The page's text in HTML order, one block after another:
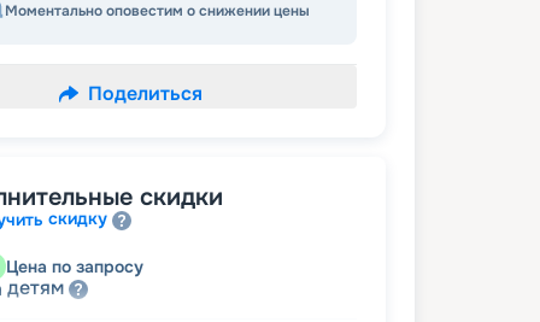
Моментально оповестим о снижении цены
Поделиться
скидки
скидку
Цена по запросу
детям